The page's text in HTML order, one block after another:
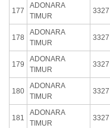
177
ADONARA
TIMUR
3327
178
ADONARA
TIMUR
3327
179
ADONARA
TIMUR
3327
180
ADONARA
TIMUR
3327
181
ADONARA
TIMUR
3327